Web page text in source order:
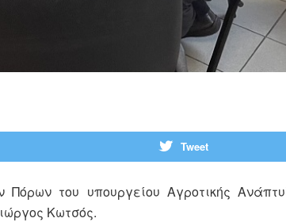
Tweet
του υπουργείου Αγροτικής
Κωτσός.